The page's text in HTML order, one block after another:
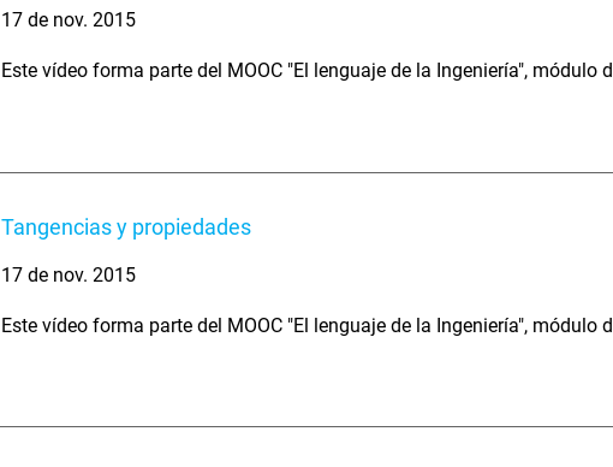
17 de nov. 2015
Este vídeo forma parte del MOOC "El lenguaje de la Ingeniería",
Tangencias y propiedades
17 de nov. 2015
Este vídeo forma parte del MOOC "El lenguaje de la Ingeniería",